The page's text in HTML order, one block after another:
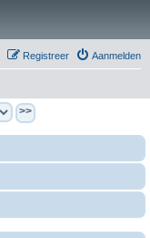
Aanmelden
Registreer
>>